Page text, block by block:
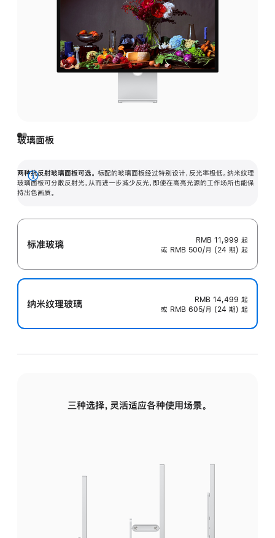
玻璃面板
两种抗反射玻璃面板可选。 标配的玻璃面板经过特别设计，反光率极低。纳米纹理
玻璃面板可分散反射光，从而进一步减少反光，即使在高亮光源的工作场所也能保
持出色画质。
展
开
标准玻璃 RMB 11,999 起
或 RMB 500/月 (24 期) 起
纳米纹理玻璃 RMB 14,499 起
或 RMB 605/月 (24 期) 起
三种选择，灵活适应各种使用场景。